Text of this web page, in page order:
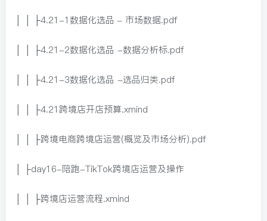
│ │ ├4.21-1数据化选品 – 市场数据.pdf
│ │ ├4.21-2数据化选品 -数据分析标.pdf
│ │ ├4.21-3数据化选品 -选品归类.pdf
│ │ ├4.21跨境店开店预算.xmind
│ │ ├跨境电商跨境店运营(概览及市场分析).pdf
│ ├day16-陪跑-TikTok跨境店运营及操作
│ │ ├跨境店运营流程.xmind